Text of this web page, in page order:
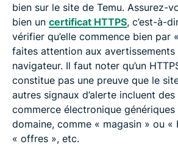
bien sur le site de Temu. Assurez-
bien un certificat HTTPS, c’est-à-
vérifier qu’elle commence bien par
faites attention aux
navigateur. Il faut noter qu’un
constitue pas une preuve que le
autres signaux d’alerte incluent
commerce électronique
domaine, comme « magasin » ou «
« offres », etc.